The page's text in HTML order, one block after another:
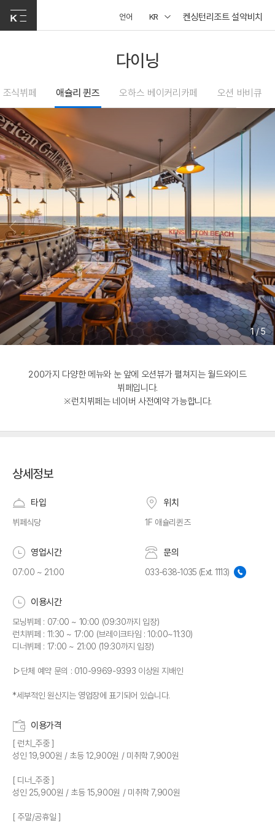
언어 KR 켄싱턴리조트 설악비치
다이닝
식뷔페 애슐리 퀸즈 오하스 베이커리카페 오션 바비큐
1/5
200가지 다양한 메뉴와 눈 앞에 오션뷰가 펼쳐지는 월드와이드
뷔페입니다.
※런치뷔페는 네이버 사전예약 가능합니다.
상세정보
타입
뷔페식당
위치
1F 애슐리퀸즈
영업시간
07:00 ~ 21:00
문의
033-638-1035 (Ext. 1113)
이용시간
모닝뷔페 : 07:00 ~ 10:00 (09:30까지 입장)
런치뷔페 : 11:30 ~ 17:00 (브레이크타임 : 10:00~11:30)
디너뷔페 : 17:00 ~ 21:00 (19:30까지 입장)
▷단체 예약 문의 : 010-9969-9393 이상원 지배인
*세부적인 원산지는 영업장에 표기되어 있습니다.
이용가격
[ 런치_주중 ]
성인 19,900원 / 초등 12,900원 / 미취학 7,900원
[ 디너_주중 ]
성인 25,900원 / 초등 15,900원 / 미취학 7,900원
[ 주말/공휴일 ]